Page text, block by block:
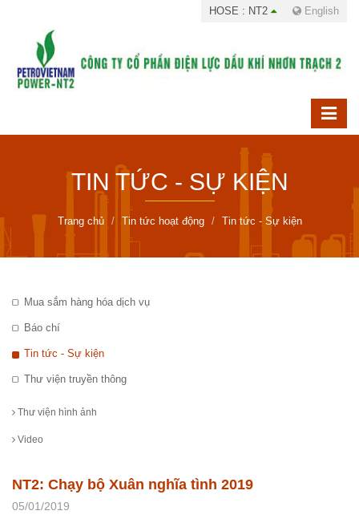
HOSE : NT2 English
TIN TỨC - SỰ KIỆN
Trang chủ Tin tức hoạt động Tin tức - Sự kiện
Mua sắm hàng hóa dịch vụ
Báo chí
Tin tức - Sự kiện
Thư viện truyền thông
Thư viện hình ảnh
Video
NT2: Chạy bộ Xuân nghĩa tình 2019
05/01/2019